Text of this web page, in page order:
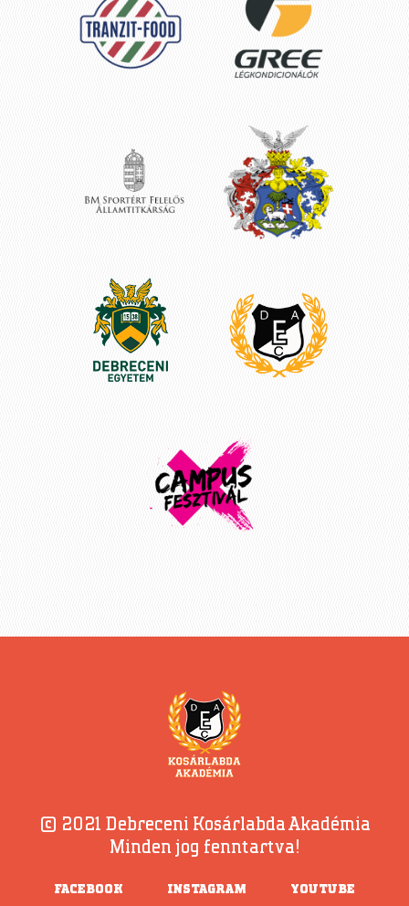
© 2021 Debreceni Kosárlabda Akadémia
Minden jog fenntartva!
FACEBOOK INSTAGRAM YOUTUBE